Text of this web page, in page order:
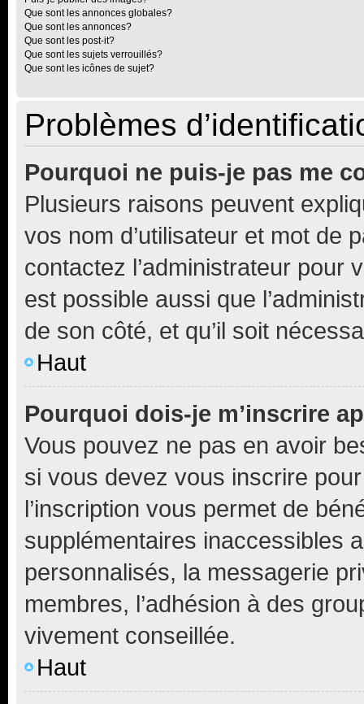
Que sont les annonces globales?
Que sont les annonces?
Que sont les post-it?
Que sont les sujets verrouillés?
Que sont les icônes de sujet?
Problèmes
Pourquoi ne puis-je pas me
Plusieurs raisons peuvent
vos nom d’utilisateur et mot de
contactez l’administrateur pour
est possible aussi que
de son côté, et qu’il soit
Haut
Pourquoi dois-je m’inscrire
Vous pouvez ne pas en avoir
si vous devez vous inscrire
l’inscription vous permet de
supplémentaires inaccessibles
personnalisés, la messagerie
membres, l’adhésion à des
vivement conseillée.
Haut